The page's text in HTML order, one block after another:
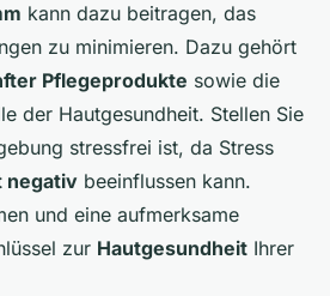
kann dazu beitragen, das
zu minimieren. Dazu gehört
Pflegeprodukte sowie die
der Hautgesundheit. Stellen Sie
stressfrei ist, da Stress
negativ beeinflussen kann.
und eine aufmerksame
zur Hautgesundheit Ihrer